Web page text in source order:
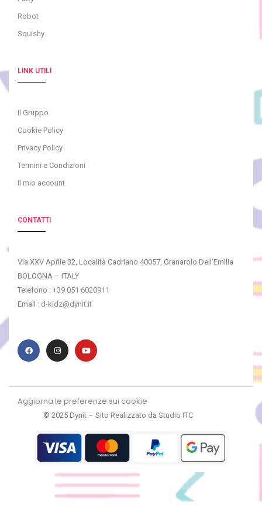
Robot
Squishy
LINK UTILI
Il Gruppo
Cookie Policy
Privacy Policy
Termini e Condizioni
Il mio account
CONTATTI
Via XXV Aprile 32, Località Cadriano 40057, Granarolo Dell’Emilia
BOLOGNA – ITALY
Telefono : +39 051 6020911
Email : d-kidz@dynit.it
Aggiorna le preferenze sui cookie
© 2025 Dynit – Sito Realizzato da Studio ITC